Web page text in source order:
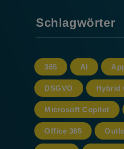
Schlagwörter
365 AI
DSGVO Hybrid
Microsoft Copilot
Office 365